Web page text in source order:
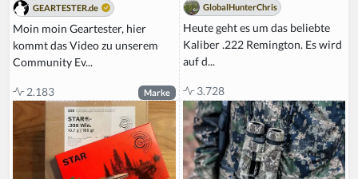
GEARTESTER.de
Moin moin Geartester, hier
kommt das Video zu unserem
Community Ev...
2.183 Marke
GlobalHunterChris
Heute geht es um das beliebte
Kaliber .222 Remington. Es wird
auf d...
3.728